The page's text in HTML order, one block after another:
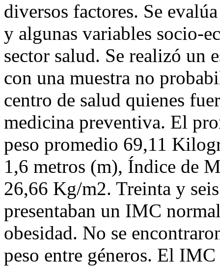
diversos factores. Se
y algunas variables socio-
sector salud. Se realizó un
con una muestra no
centro de salud quienes
medicina preventiva. El
peso promedio 69,11
1,6 metros (m), Índice de
26,66 Kg/m2. Treinta y
presentaban un IMC
obesidad. No se
peso entre géneros. El